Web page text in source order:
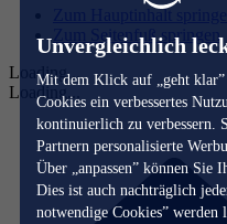
Unvergleichlich
Mit dem Klick auf „geht
Cookies ein verbessertes
kontinuierlich zu verbessern.
Partnern personalisierte
Über „anpassen” können Sie
Dies ist auch nachträglich
notwendige Cookies”
Zum Hauptinhalt springen
Zum Seitenfuß springen
Loading...
Loading...